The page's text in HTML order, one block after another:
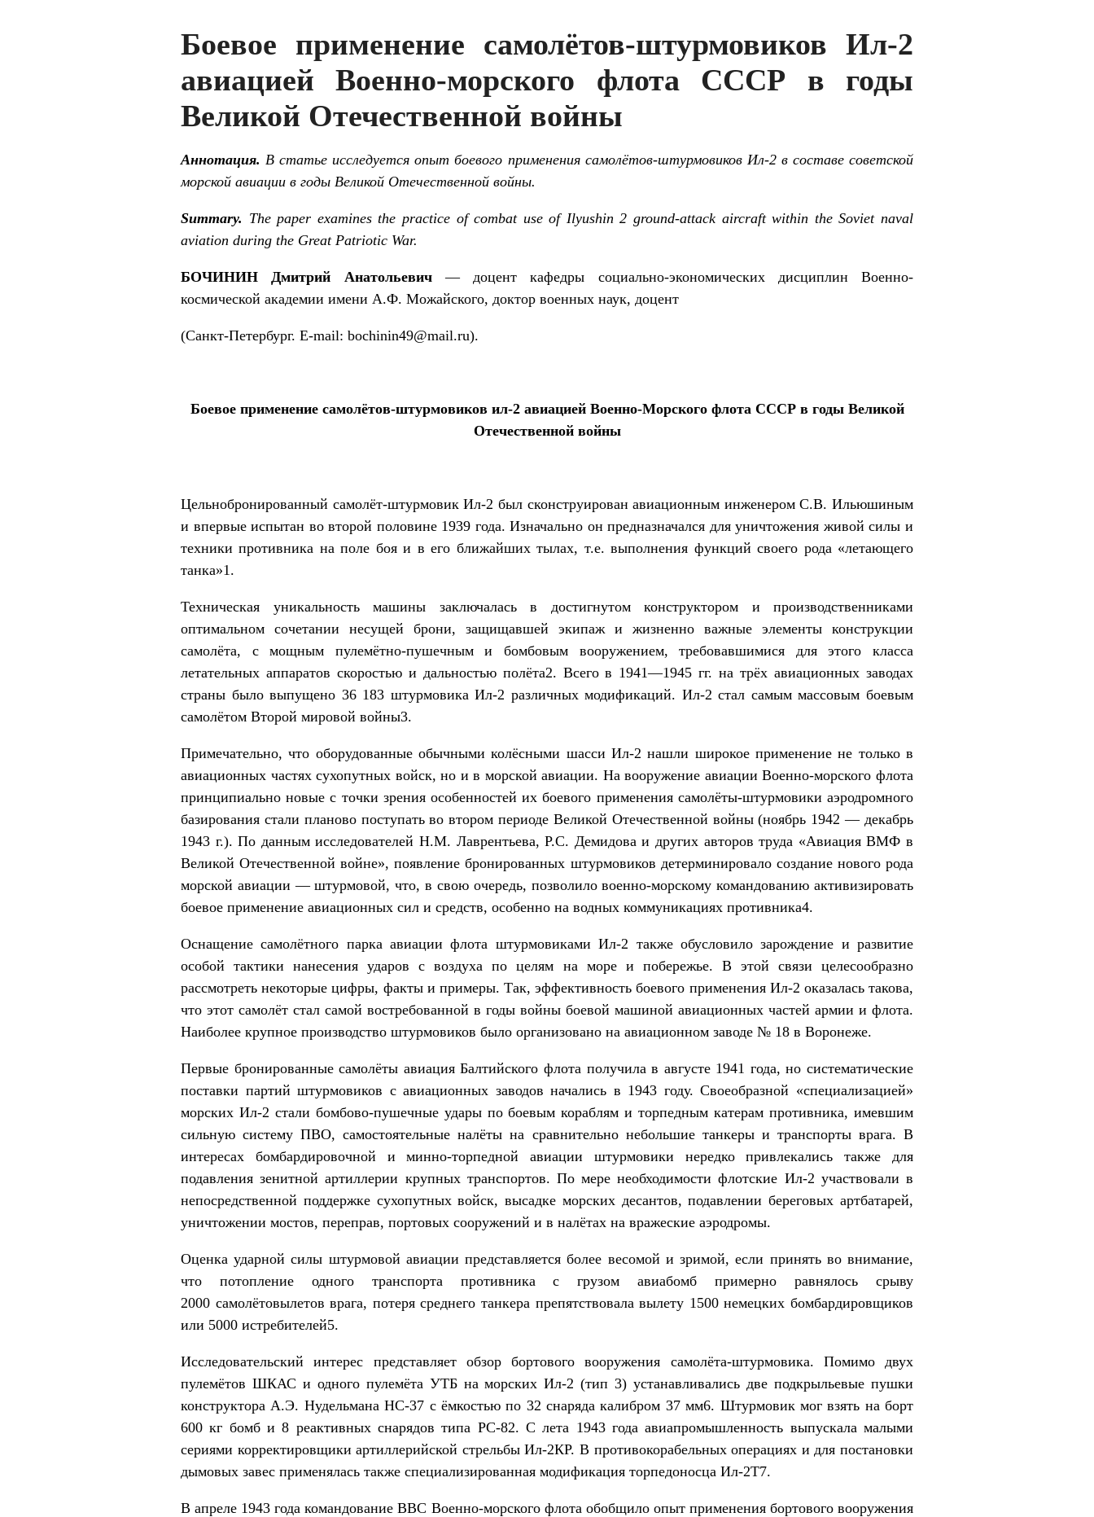
Боевое применение самолётов-штурмовиков Ил-2
авиацией Военно-морского флота СССР в годы
Великой Отечественной войны
Аннотация. В статье исследуется опыт боевого применения самолётов-штурмовиков Ил-2 в составе советской
морской авиации в годы Великой Отечественной войны.
Summary. The paper examines the practice of combat use of Ilyushin 2 ground-attack aircraft within the Soviet naval
aviation during the Great Patriotic War.
БОЧИНИН Дмитрий Анатольевич— доцент кафедры социально-экономических дисциплин Военно-
космической академии имени А.Ф. Можайского, доктор военных наук, доцент
(Санкт-Петербург. E-mail: bochinin49@mail.ru).
Боевое применение самолётов-штурмовиков ил-2 авиацией Военно-Морского флота СССР в годы Великой
Отечественной войны
Цельнобронированный самолёт-штурмовик Ил-2 был сконструирован авиационным инженером С.В. Ильюшиным
и впервые испытан во второй половине 1939 года. Изначально он предназначался для уничтожения живой силы и
техники противника на поле боя и в его ближайших тылах, т.е. выполнения функций своего рода «летающего
танка»1.
Техническая уникальность машины заключалась в достигнутом конструктором и производственниками
оптимальном сочетании несущей брони, защищавшей экипаж и жизненно важные элементы конструкции
самолёта, с мощным пулемётно-пушечным и бомбовым вооружением, требовавшимися для этого класса
летательных аппаратов скоростью и дальностью полёта2. Всего в 1941—1945 гг. на трёх авиационных заводах
страны было выпущено 36 183 штурмовика Ил-2 различных модификаций. Ил-2 стал самым массовым боевым
самолётом Второй мировой войны3.
Примечательно, что оборудованные обычными колёсными шасси Ил-2 нашли широкое применение не только в
авиационных частях сухопутных войск, но и в морской авиации. На вооружение авиации Военно-морского флота
принципиально новые с точки зрения особенностей их боевого применения самолёты-штурмовики аэродромного
базирования стали планово поступать во втором периоде Великой Отечественной войны (ноябрь 1942 — декабрь
1943 г.). По данным исследователей Н.М. Лаврентьева, Р.С. Демидова и других авторов труда «Авиация ВМФ в
Великой Отечественной войне», появление бронированных штурмовиков детерминировало создание нового рода
морской авиации — штурмовой, что, в свою очередь, позволило военно-морскому командованию активизировать
боевое применение авиационных сил и средств, особенно на водных коммуникациях противника4.
Оснащение самолётного парка авиации флота штурмовиками Ил-2 также обусловило зарождение и развитие
особой тактики нанесения ударов с воздуха по целям на море и побережье. В этой связи целесообразно
рассмотреть некоторые цифры, факты и примеры. Так, эффективность боевого применения Ил-2 оказалась такова,
что этот самолёт стал самой востребованной в годы войны боевой машиной авиационных частей армии и флота.
Наиболее крупное производство штурмовиков было организовано на авиационном заводе № 18 в Воронеже.
Первые бронированные самолёты авиация Балтийского флота получила в августе 1941 года, но систематические
поставки партий штурмовиков с авиационных заводов начались в 1943 году. Своеобразной «специализацией»
морских Ил-2 стали бомбово-пушечные удары по боевым кораблям и торпедным катерам противника, имевшим
сильную систему ПВО, самостоятельные налёты на сравнительно небольшие танкеры и транспорты врага. В
интересах бомбардировочной и минно-торпедной авиации штурмовики нередко привлекались также для
подавления зенитной артиллерии крупных транспортов. По мере необходимости флотские Ил-2 участвовали в
непосредственной поддержке сухопутных войск, высадке морских десантов, подавлении береговых артбатарей,
уничтожении мостов, переправ, портовых сооружений и в налётах на вражеские аэродромы.
Оценка ударной силы штурмовой авиации представляется более весомой и зримой, если принять во внимание,
что потопление одного транспорта противника с грузом авиабомб примерно равнялось срыву
2000 самолётовылетов врага, потеря среднего танкера препятствовала вылету 1500 немецких бомбардировщиков
или 5000 истребителей5.
Исследовательский интерес представляет обзор бортового вооружения самолёта-штурмовика. Помимо двух
пулемётов ШКАС и одного пулемёта УТБ на морских Ил-2 (тип 3) устанавливались две подкрыльевые пушки
конструктора А.Э. Нудельмана НС-37 с ёмкостью по 32 снаряда калибром 37 мм6. Штурмовик мог взять на борт
600 кг бомб и 8 реактивных снарядов типа РС-82. С лета 1943 года авиапромышленность выпускала малыми
сериями корректировщики артиллерийской стрельбы Ил-2КР. В противокорабельных операциях и для постановки
дымовых завес применялась также специализированная модификация торпедоносца Ил-2Т7.
В апреле 1943 года командование ВВС Военно-морского флота обобщило опыт применения бортового вооружения